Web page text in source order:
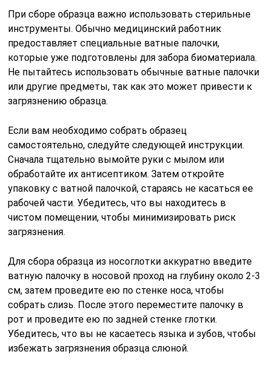
При сборе образца важно использовать стерильные
инструменты. Обычно медицинский работник
предоставляет специальные ватные палочки,
которые уже подготовлены для забора биоматериала.
Не пытайтесь использовать обычные ватные палочки
или другие предметы, так как это может привести к
загрязнению образца.
Если вам необходимо собрать образец
самостоятельно, следуйте следующей инструкции.
Сначала тщательно вымойте руки с мылом или
обработайте их антисептиком. Затем откройте
упаковку с ватной палочкой, стараясь не касаться ее
рабочей части. Убедитесь, что вы находитесь в
чистом помещении, чтобы минимизировать риск
загрязнения.
Для сбора образца из носоглотки аккуратно введите
ватную палочку в носовой проход на глубину около 2-3
см, затем проведите ею по стенке носа, чтобы
собрать слизь. После этого переместите палочку в
рот и проведите ею по задней стенке глотки.
Убедитесь, что вы не касаетесь языка и зубов, чтобы
избежать загрязнения образца слюной.